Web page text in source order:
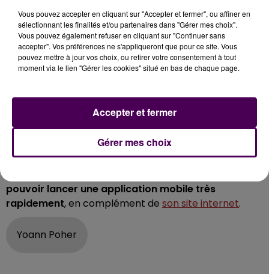
Et pour renforcer sa visibilité dans l’agglomération
rouennaise, où il est en phase de test,"Leizup"
développe les partenariats avec les associations
étudiantes, impatientes de pouvoir renouer avec les
des étudiants-
promouvoir Leizup auprès de leurs membres, et
notamment ceux qui se sentent seuls, pour les inciter
à découvrir le concept. Et en échange, ces
associations pourront publier leurs évènements
pouvoir lancer une application mobile très
rapidement, en complément de son site internet.
Yoann Poher
Vous pouvez accepter en cliquant sur "Accepter et fermer", ou affiner en
sélectionnant les finalités et/ou partenaires dans "Gérer mes choix".
Vous pouvez également refuser en cliquant sur "Continuer sans
accepter". Vos préférences ne s'appliqueront que pour ce site. Vous
pouvez mettre à jour vos choix, ou retirer votre consentement à tout
moment via le lien "Gérer les cookies" situé en bas de chaque page.
Gérer mes choix
Accepter et fermer